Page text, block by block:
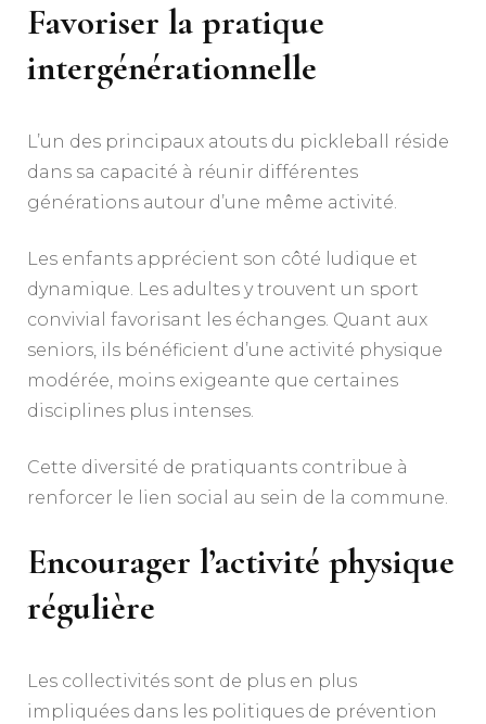
Favoriser la pratique
intergénérationnelle
L’un des principaux atouts du pickleball réside
dans sa capacité à réunir différentes
générations autour d’une même activité.
Les enfants apprécient son côté ludique et
dynamique. Les adultes y trouvent un sport
convivial favorisant les échanges. Quant aux
seniors, ils bénéficient d’une activité physique
modérée, moins exigeante que certaines
disciplines plus intenses.
Cette diversité de pratiquants contribue à
renforcer le lien social au sein de la commune.
Encourager l’activité physique
régulière
Les collectivités sont de plus en plus
impliquées dans les politiques de prévention